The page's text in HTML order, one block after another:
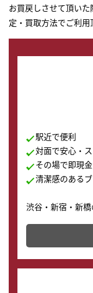
お買戻しさせて頂い
定・買取方法でご利用
駅近で便利
対面で安心・
その場で即現
清潔感のある
渋谷・新宿・新
その場で現金買
店舗を併設して
の購入もできま